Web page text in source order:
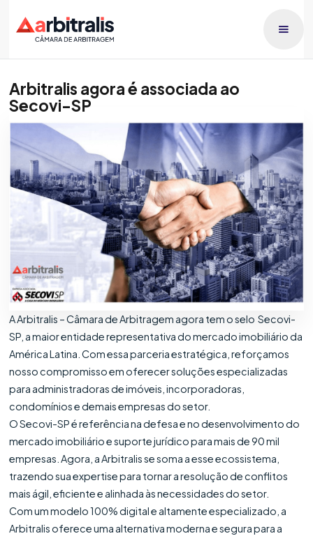
Arbitralis agora é associada ao
Secovi-SP
Raphael Lucca
Publicado dia
26/6/2025
A Arbitralis – Câmara de Arbitragem agora tem o selo Secovi-
SP, a maior entidade representativa do mercado imobiliário da
América Latina. Com essa parceria estratégica, reforçamos
nosso compromisso em oferecer soluções especializadas
para administradoras de imóveis, incorporadoras,
condomínios e demais empresas do setor.
O Secovi-SP é referência na defesa e no desenvolvimento do
mercado imobiliário e suporte jurídico para mais de 90 mil
empresas. Agora, a Arbitralis se soma a esse ecossistema,
trazendo sua expertise para tornar a resolução de conflitos
mais ágil, eficiente e alinhada às necessidades do setor.
Com um modelo 100% digital e altamente especializado, a
Arbitralis oferece uma alternativa moderna e segura para a